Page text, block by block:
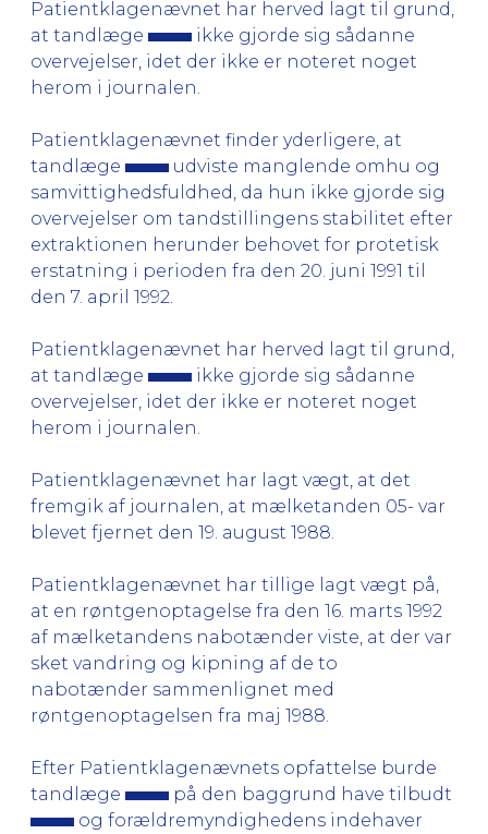
Patientklagenævnet har herved lagt til grund,
at tandlæge
ikke gjorde sig sådanne
overvejelser, idet der ikke er noteret noget
herom i journalen.
Patientklagenævnet finder yderligere, at
tandlæge
udviste manglende omhu og
samvittighedsfuldhed, da hun ikke gjorde sig
overvejelser om tandstillingens stabilitet efter
extraktionen herunder behovet for protetisk
erstatning i perioden fra den 20. juni 1991 til
den 7. april 1992.
Patientklagenævnet har herved lagt til grund,
at tandlæge
ikke gjorde sig sådanne
overvejelser, idet der ikke er noteret noget
herom i journalen.
Patientklagenævnet har lagt vægt, at det
fremgik af journalen, at mælketanden 05- var
blevet fjernet den 19. august 1988.
Patientklagenævnet har tillige lagt vægt på,
at en røntgenoptagelse fra den 16. marts 1992
af mælketandens nabotænder viste, at der var
sket vandring og kipning af de to
nabotænder sammenlignet med
røntgenoptagelsen fra maj 1988.
Efter Patientklagenævnets opfattelse burde
tandlæge
på den baggrund have tilbudt
og forældremyndighedens indehaver